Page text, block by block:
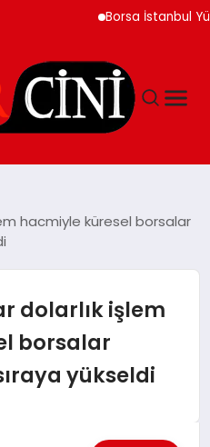
Borsa İstanbul
hacmiyle küresel borsalar
dolarlık işlem
borsalar
yükseldi